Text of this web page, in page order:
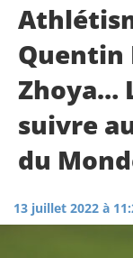
Quentin
Zhoya…
suivre
du
13 juillet 2022 à